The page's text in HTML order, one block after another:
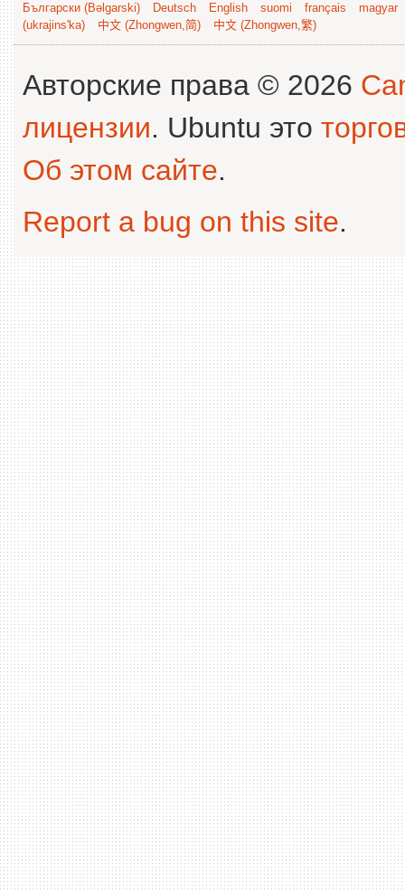
Български (Bəlgarski) Deutsch English suomi français
magyar
(ukrajins'ka)
中文 (Zhongwen,简) 中文 (Zhongwen,繁)
Авторские права © 2026
лицензии. Ubuntu это
Об этом сайте.
Report a bug on this site.